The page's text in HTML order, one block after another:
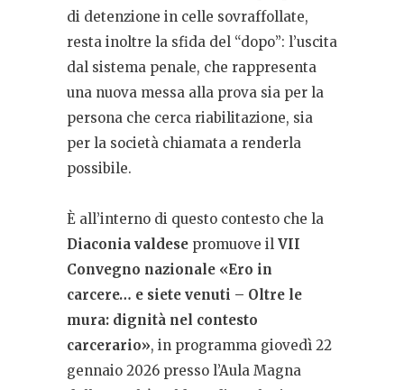
di detenzione in celle sovraffollate,
resta inoltre la sfida del “dopo”: l’uscita
dal sistema penale, che rappresenta
una nuova messa alla prova sia per la
persona che cerca riabilitazione, sia
per la società chiamata a renderla
possibile.
È all’interno di questo contesto che la
Diaconia valdese promuove il VII
Convegno nazionale «Ero in
carcere… e siete venuti – Oltre le
mura: dignità nel contesto
carcerario», in programma giovedì 22
gennaio 2026 presso l’Aula Magna